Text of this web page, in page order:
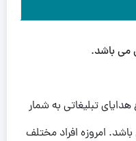
تبلیغاتی به شمار
امروزه افراد مختلف